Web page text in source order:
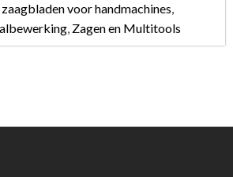
voor handmachines,
, Zagen en Multitools